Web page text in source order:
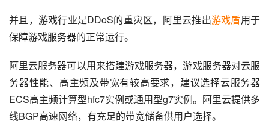
并且，游戏行业是DDoS的重灾区，阿里云推出游戏盾用于
保障游戏服务器的正常运行。
阿里云服务器可以用来搭建游戏服务器，游戏服务器对云服
务器性能、高主频及带宽有较高要求，建议选择云服务器
ECS高主频计算型hfc7实例或通用型g7实例。阿里云提供多
线BGP高速网络，有充足的带宽储备供用户选择。